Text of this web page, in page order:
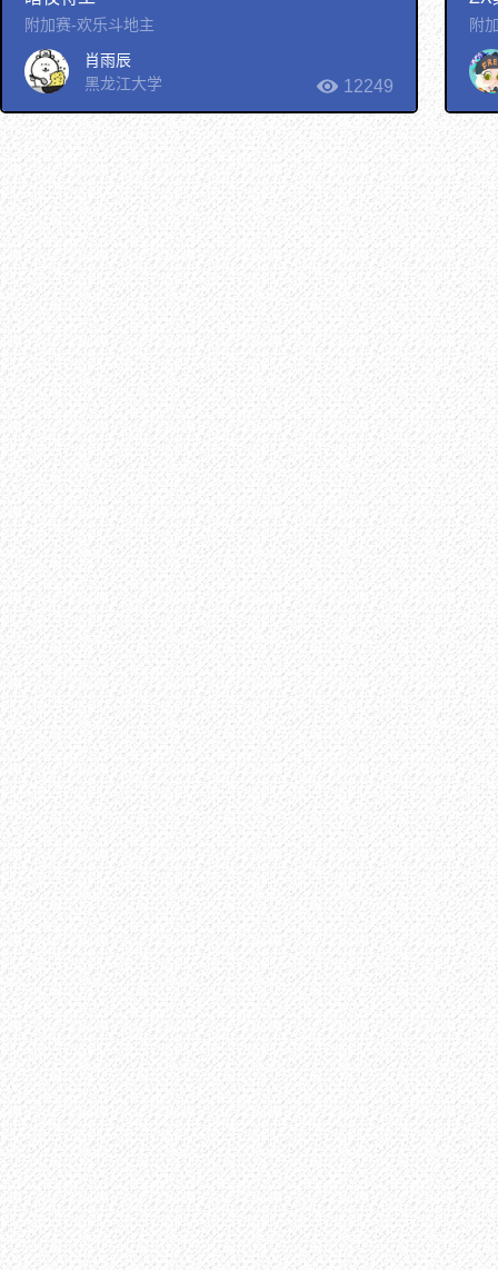
附加赛-欢乐斗地主
肖雨辰
黑龙江大学
12249
附